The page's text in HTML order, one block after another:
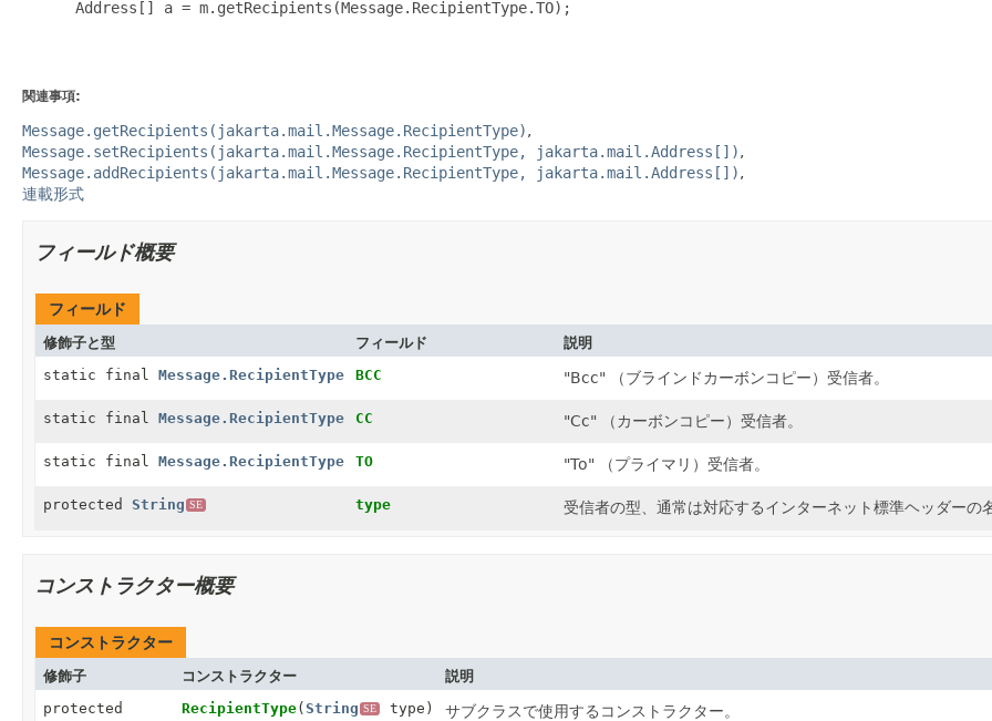
関連事項:
Message.getRecipients(jakarta.mail.Message.RecipientType)
Message.setRecipients(jakarta.mail.Message.RecipientType, jakarta.mail.Address[])
Message.addRecipients(jakarta.mail.Message.RecipientType, jakarta.mail.Address[])
連載形式
フィールド概要
フィールド
修飾子と型 フィールド
説明
static final Message.RecipientType BCC "Bcc" （ブラインドカーボンコピー）受信者。
static final Message.RecipientType CC "Cc" （カーボンコピー）受信者。
static final Message.RecipientType TO "To" （プライマリ）受信者。
protected String SE type 受信者の型、通常は対応するインターネット標準ヘッダーの
コンストラクター概要
コンストラクター
修飾子 コンストラクター
説明
protected
RecipientType(String SE type) サブクラスで使用するコンストラクター。